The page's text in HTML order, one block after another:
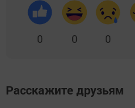
0 0 0
Расскажите друзьям